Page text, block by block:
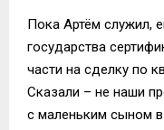
Пока Артём служил,
государства
части на сделку по
Сказали – не наши
с маленьким сыном